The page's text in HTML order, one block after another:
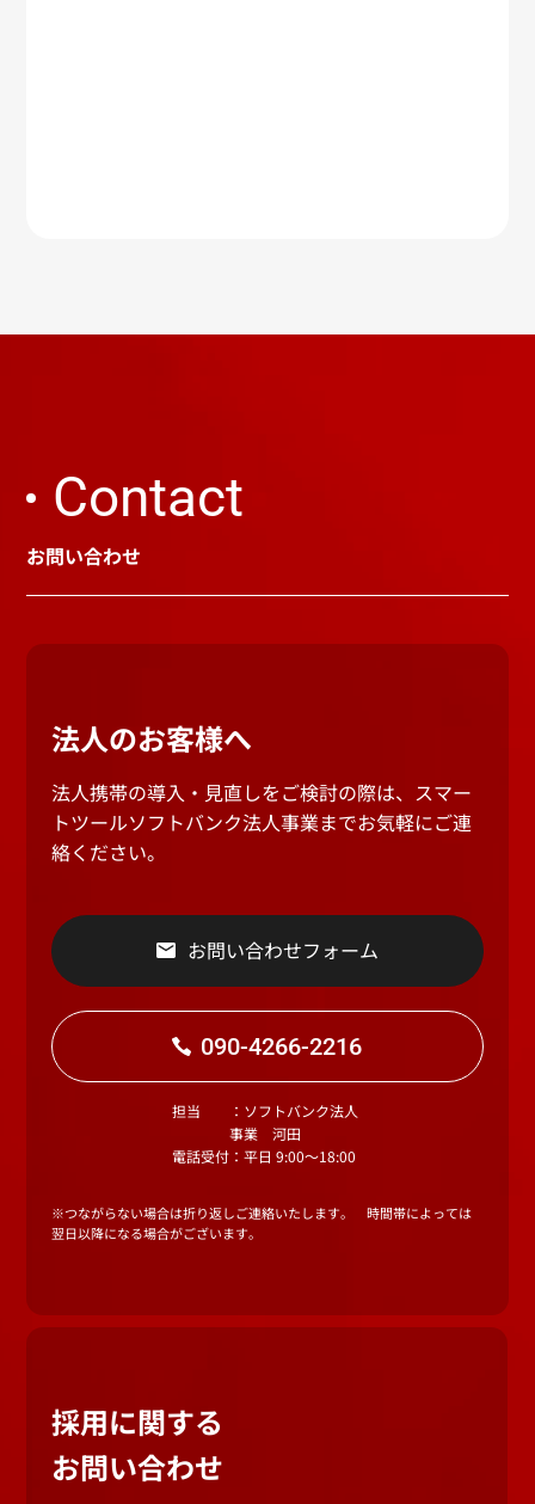
Contact
お問い合わせ
法人のお客様へ
法人携帯の導入・見直しをご検討の際は、スマー
トツールソフトバンク法人事業までお気軽にご連
絡ください。
お問い合わせフォーム
090-4266-2216
担当
：ソフトバンク法人
事業 河田
電話受付 ：平日 9:00～18:00
※つながらない場合は折り返しご連絡いたします。 時間帯によっては
翌日以降になる場合がございます。
採用に関する
お問い合わせ